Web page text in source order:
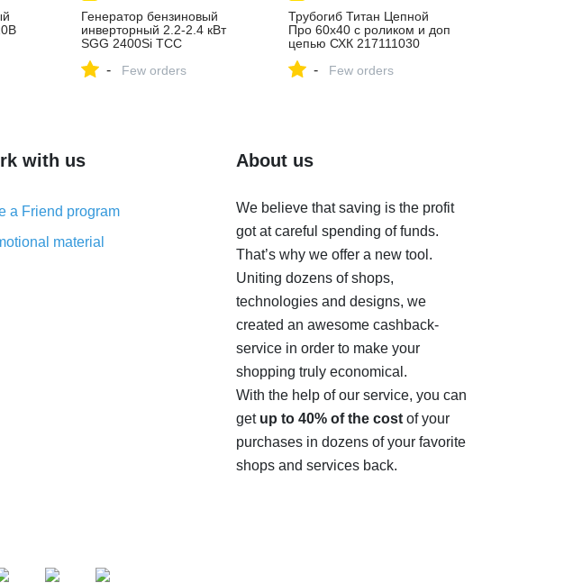
Генератор бензиновый
инверторный 2.2-2.4 кВт
SGG 2400Si ТСС
₽ в интернет‑магазине
- Few orders
Трубогиб Титан Цепной
Про 60х40 с роликом и доп
цепью СХК 217111030
интернет‑магазине
- Few orders
with us
a Friend program
material
About us
We believe that saving is the profit
got at careful spending of funds.
That’s why we offer a new tool.
Uniting dozens of shops,
technologies and designs, we
created an awesome cashback-
service in order to make your
shopping truly economical.
With the help of our service, you can
get up to 40% of the costof your
purchases in dozens of your favorite
shops and services back.